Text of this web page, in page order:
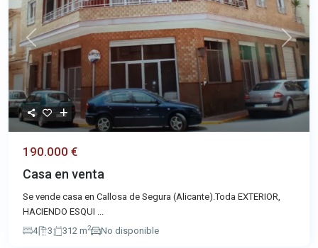
Previous Next
190.000 €
Casa en venta
Se vende casa en Callosa de Segura (Alicante).Toda EXTERIOR,
HACIENDO ESQUI
4
3 312 m2 No disponible